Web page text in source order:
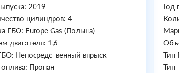
2019
цилиндров: 4
ГБО: Europe Gas (Польша)
двигателя: 1,6
Непосредственный впрыск
Пропан
Год
Тип
Тип